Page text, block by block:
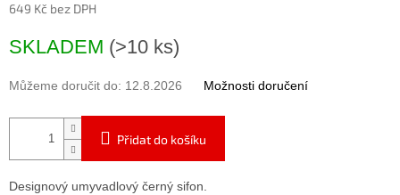
649 Kč bez DPH
cena:
SKLADEM (>10 ks)
Můžeme doručit do: 12.8.2026 Možnosti doručení
Přidat do košíku
Designový umyvadlový černý sifon.